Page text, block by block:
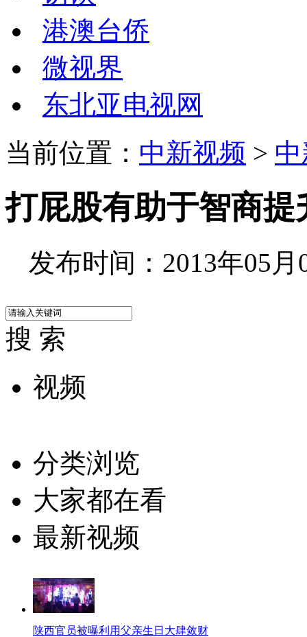
港澳台侨
微视界
东北亚电视网
当前位置： 中新视频 >
打屁股有助于智商提
发布时间：2013年05月
搜 索
视频
分类浏览
大家都在看
最新视频
陕西官员被曝利用父亲生日大肆敛财